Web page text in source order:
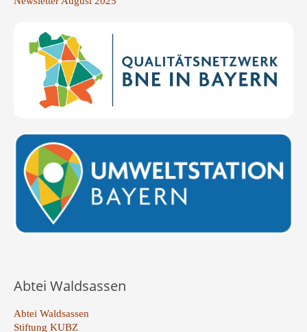
Abtei Waldsassen
Abtei Waldsassen
Stiftung KUBZ